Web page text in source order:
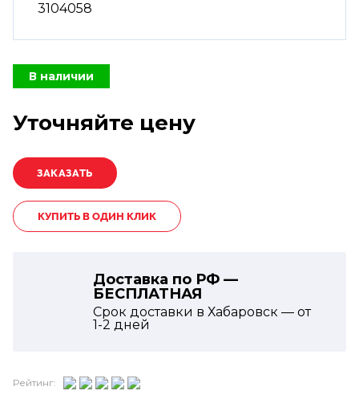
3104058
В наличии
Уточняйте цену
КУПИТЬ В ОДИН КЛИК
Доставка по РФ —
БЕСПЛАТНАЯ
Срок доставки в Хабаровск — от
1-2 дней
Рейтинг: